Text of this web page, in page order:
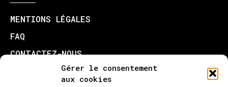
Gérer le consentement
aux cookies
MENTIONS LÉGALES
FAQ
CONTACTEZ-NOUS
NOS PRESTATIONS